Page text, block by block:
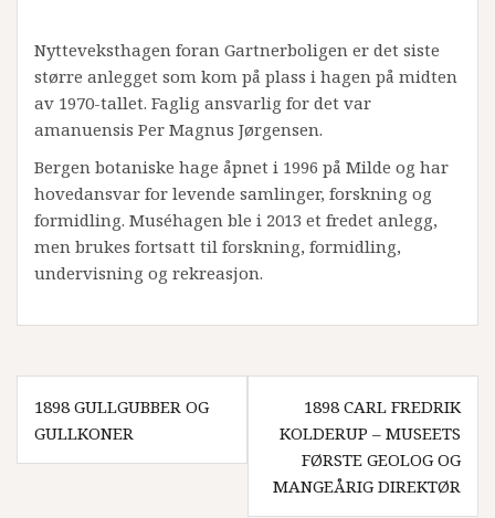
Nytteveksthagen foran Gartnerboligen er det siste
større anlegget som kom på plass i hagen på midten
av 1970-tallet. Faglig ansvarlig for det var
amanuensis Per Magnus Jørgensen.
Bergen botaniske hage åpnet i 1996 på Milde og har
hovedansvar for levende samlinger, forskning og
formidling. Muséhagen ble i 2013 et fredet anlegg,
men brukes fortsatt til forskning, formidling,
undervisning og rekreasjon.
Innleggsnavigasjon
1898 GULLGUBBER OG
GULLKONER
1898 CARL FREDRIK
KOLDERUP – MUSEETS
FØRSTE GEOLOG OG
MANGEÅRIG DIREKTØR